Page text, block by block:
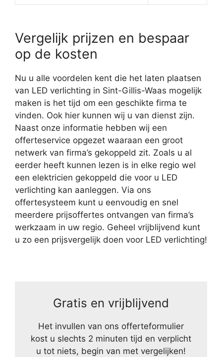
Vergelijk prijzen en bespaar
op de kosten
Nu u alle voordelen kent die het laten plaatsen
van LED verlichting in Sint-Gillis-Waas mogelijk
maken is het tijd om een geschikte firma te
vinden. Ook hier kunnen wij u van dienst zijn.
Naast onze informatie hebben wij een
offerteservice opgezet waaraan een groot
netwerk van firma’s gekoppeld zit. Zoals u al
eerder heeft kunnen lezen is in elke regio wel
een elektricien gekoppeld die voor u LED
verlichting kan aanleggen. Via ons
offertesysteem kunt u eenvoudig en snel
meerdere prijsoffertes ontvangen van firma’s
werkzaam in uw regio. Geheel vrijblijvend kunt
u zo een prijsvergelijk doen voor LED verlichting!
Gratis en vrijblijvend
Het invullen van ons offerteformulier
kost u slechts 2 minuten tijd en verplicht
u tot niets, begin van met vergelijken!